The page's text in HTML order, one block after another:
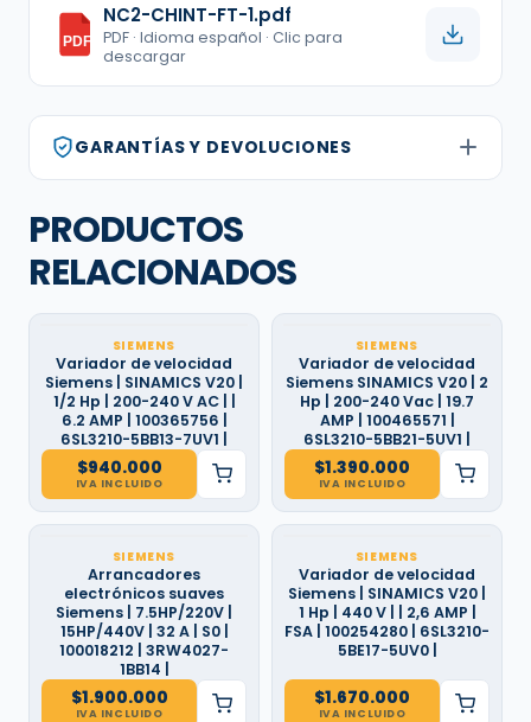
PDF
NC2-CHINT-FT-1.pdf
PDF · Idioma español · Clic para
descargar
GARANTÍAS Y DEVOLUCIONES
PRODUCTOS
RELACIONADOS
SIEMENS
Variador de velocidad
Siemens | SINAMICS V20 |
1/2 Hp | 200-240 V AC | |
6.2 AMP | 100365756 |
6SL3210-5BB13-7UV1 |
$940.000
IVA INCLUIDO
SIEMENS
Variador de velocidad
Siemens SINAMICS V20 | 2
Hp | 200-240 Vac | 19.7
AMP | 100465571 |
6SL3210-5BB21-5UV1 |
$1.390.000
IVA INCLUIDO
SIEMENS
Arrancadores
electrónicos suaves
Siemens | 7.5HP/220V |
15HP/440V | 32 A | S0 |
100018212 | 3RW4027-
1BB14 |
$1.900.000
IVA INCLUIDO
SIEMENS
Variador de velocidad
Siemens | SINAMICS V20 |
1 Hp | 440 V | | 2,6 AMP |
FSA | 100254280 | 6SL3210-
5BE17-5UV0 |
$1.670.000
IVA INCLUIDO